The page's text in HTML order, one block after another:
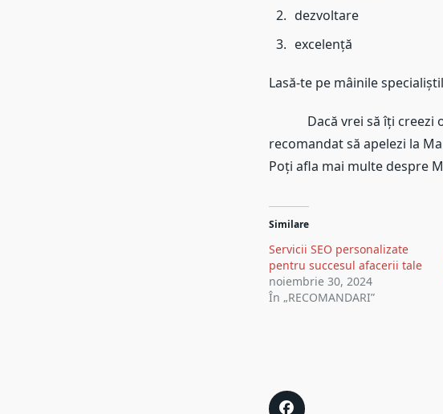
dezvoltare
excelență
Lasă-te pe mâinile
Dacă vrei să îți creezi o
recomandat să apelezi la
Poți afla mai multe despre
Similare
Servicii SEO personalizate
pentru succesul afacerii tale
noiembrie 30, 2024
În „RECOMANDARI”